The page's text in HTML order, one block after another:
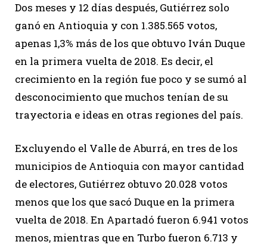
Dos meses y 12 días después, Gutiérrez solo
ganó en Antioquia y con 1.385.565 votos,
apenas 1,3% más de los que obtuvo Iván Duque
en la primera vuelta de 2018. Es decir, el
crecimiento en la región fue poco y se sumó al
desconocimiento que muchos tenían de su
trayectoria e ideas en otras regiones del país.
Excluyendo el Valle de Aburrá, en tres de los
municipios de Antioquia con mayor cantidad
de electores, Gutiérrez obtuvo 20.028 votos
menos que los que sacó Duque en la primera
vuelta de 2018. En Apartadó fueron 6.941 votos
menos, mientras que en Turbo fueron 6.713 y